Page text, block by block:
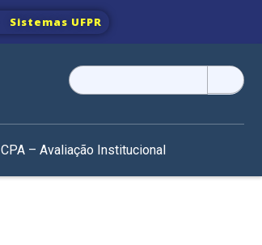
Sistemas UFPR
Pesquisar
por:
CPA – Avaliação Institucional